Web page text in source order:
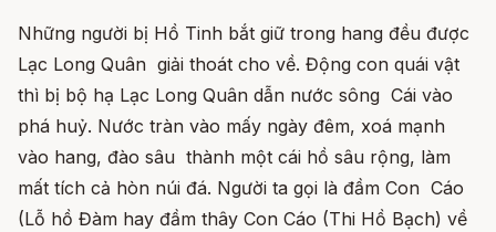
Những người bị Hồ Tinh bắt giữ trong hang đều được
Lạc Long Quân giải thoát cho về. Động con quái vật
thì bị bộ hạ Lạc Long Quân dẫn nước sông Cái vào
phá huỷ. Nước tràn vào mấy ngày đêm, xoá mạnh
vào hang, đào sâu thành một cái hồ sâu rộng, làm
mất tích cả hòn núi đá. Người ta gọi là đầm Con Cáo
(Lỗ hồ Đàm hay đầm thây Con Cáo (Thi Hồ Bạch) về